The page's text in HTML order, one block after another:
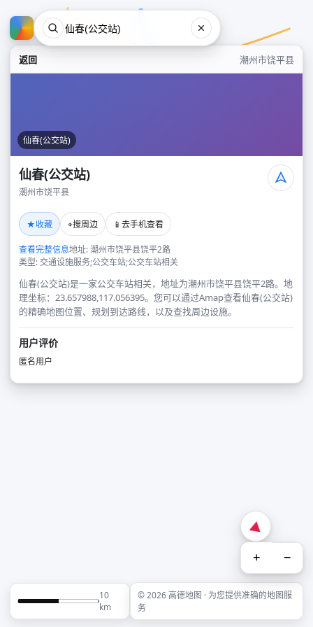
返回 潮州市饶平县
仙春(公交站)
仙春(公交站)
潮州市饶平县
★收藏 ⌖搜周边 📱 去手机查看
查看完整信息地址: 潮州市饶平县饶平2路
类型: 交通设施服务;公交车站;公交车站相关
仙春(公交站)是一家公交车站相关，地址为潮州市饶平县饶平2路。地
理坐标：23.657988,117.056395。您可以通过Amap查看仙春(公交站)
的精确地图位置、规划到达路线，以及查找周边设施。
用户评价
匿名用户
+ −
10
km
© 2026 高德地图 · 为您提供准确的地图服
务